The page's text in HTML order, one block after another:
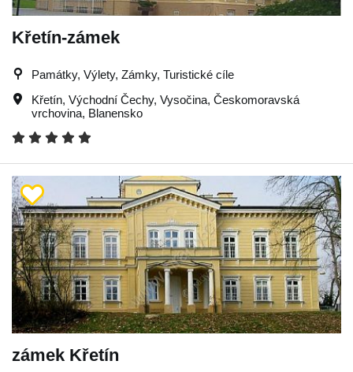
Křetín-zámek
Památky, Výlety, Zámky, Turistické cíle
Křetín, Východní Čechy, Vysočina, Českomoravská
vrchovina, Blanensko
zámek Křetín